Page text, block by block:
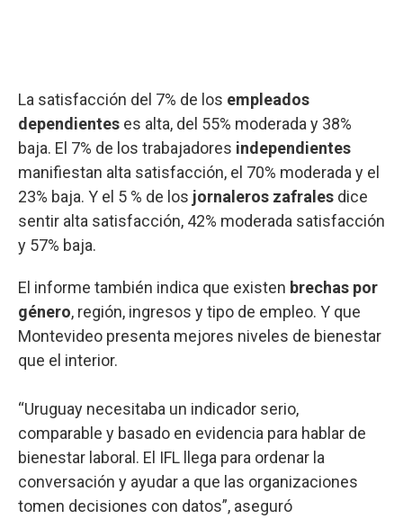
La satisfacción del 7% de los empleados
dependientes es alta, del 55% moderada y 38%
baja. El 7% de los trabajadores independientes
manifiestan alta satisfacción, el 70% moderada y el
23% baja. Y el 5 % de los jornaleros zafrales dice
sentir alta satisfacción, 42% moderada satisfacción
y 57% baja.
El informe también indica que existen brechas por
género, región, ingresos y tipo de empleo. Y que
Montevideo presenta mejores niveles de bienestar
que el interior.
“Uruguay necesitaba un indicador serio,
comparable y basado en evidencia para hablar de
bienestar laboral. El IFL llega para ordenar la
conversación y ayudar a que las organizaciones
tomen decisiones con datos”, aseguró